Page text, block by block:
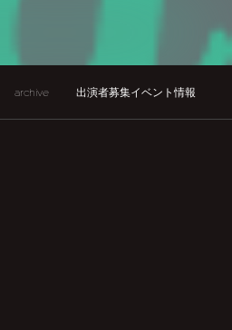
archive 出演者募集イベント情報